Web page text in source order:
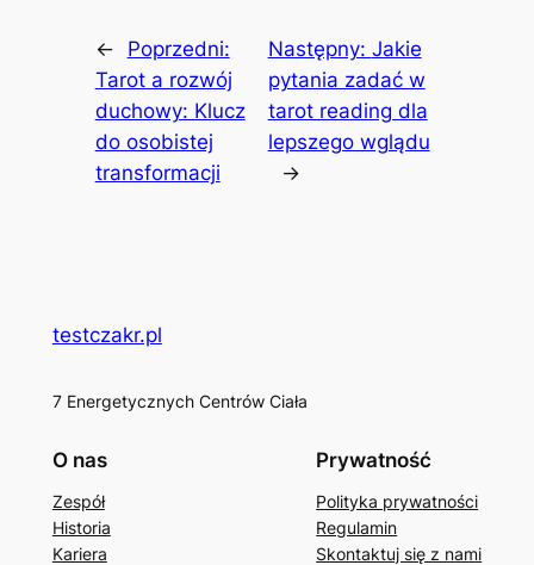
←
Poprzedni:
Tarot a rozwój
duchowy: Klucz
do osobistej
transformacji
Następny: Jakie
pytania zadać w
tarot reading dla
lepszego wglądu
→
testczakr.pl
7 Energetycznych Centrów Ciała
O nas
Zespół
Historia
Kariera
Prywatność
Polityka prywatności
Regulamin
Skontaktuj się z nami